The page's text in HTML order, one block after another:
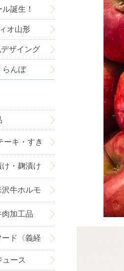
誕生！
オ山形
ザイング
らんぼ
ーキ・すき
ぶ・焼肉
・麹漬け
牛ホルモ
加工品
ド〈義経
ース